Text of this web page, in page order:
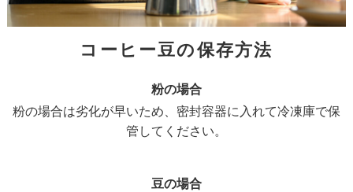
コーヒー豆の保存方法
粉の場合
粉の場合は劣化が早いため、密封容器に入れて冷凍庫で保
管してください。
豆の場合